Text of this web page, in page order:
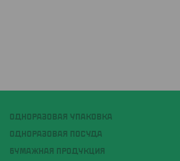
ОДНОРАЗОВАЯ УПАКОВКА
ОДНОРАЗОВАЯ ПОСУДА
БУМАЖНАЯ ПРОДУКЦИЯ